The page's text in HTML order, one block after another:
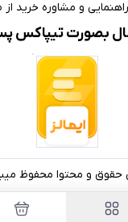
بصورت تیپاکس
حقوق و محتوا محفوظ